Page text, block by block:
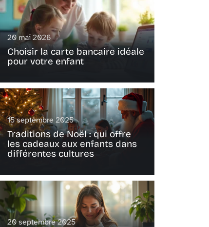
20 mai 2026
Choisir la carte bancaire idéale
pour votre enfant
15 septembre 2025
Traditions de Noël : qui offre
les cadeaux aux enfants dans
différentes cultures
20 septembre 2025